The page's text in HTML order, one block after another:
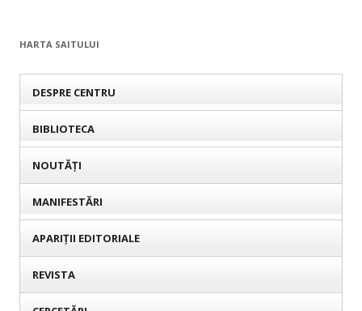
HARTA SAITULUI
DESPRE CENTRU
BIBLIOTECA
NOUTĂȚI
MANIFESTĂRI
APARIȚII EDITORIALE
REVISTA